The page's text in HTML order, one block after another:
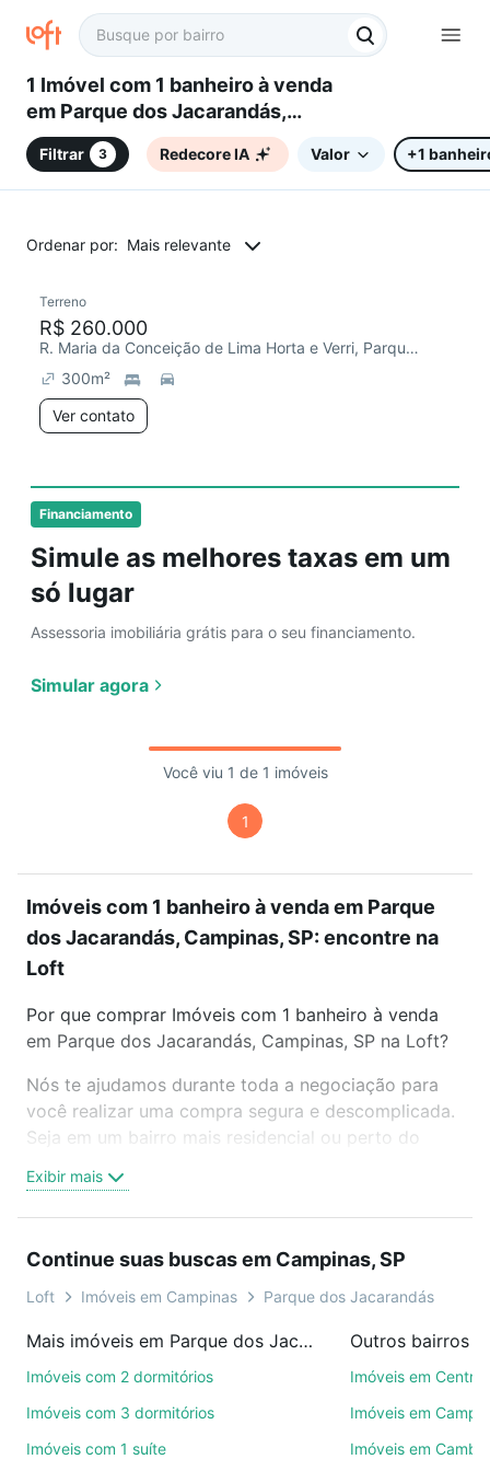
1 Imóvel com 1 banheiro à venda
em Parque dos Jacarandás,
Campinas, SP
Filtrar 3 Redecore IA Valor +1
Ordenar por: Mais relevante
Financiamento
Simule as melhores taxas em um
só lugar
Assessoria imobiliária grátis para o seu financiamento.
Simular agora
Chegou este mês
Terreno
R$ 260.000
R. Maria da Conceição de Lima Horta e Verri, Parque dos Jacarandás
300m²
Ver contato
Você viu 1 de 1 imóveis
1
Imóveis com 1 banheiro à venda em Parque
dos Jacarandás, Campinas, SP: encontre na
Loft
Por que comprar Imóveis com 1 banheiro à venda
em Parque dos Jacarandás, Campinas, SP na Loft?
Nós te ajudamos durante toda a negociação para
você realizar uma compra segura e descomplicada.
Seja em um bairro mais residencial ou perto do
oferta ideal de Imóveis com 1 banheiro à venda em
Parque dos Jacarandás, Campinas, SP para
ou por videochamada, é grátis, sem compromisso e
você ainda conta com mais de 46 mil corretores e
de imóveis.
ruas, bairros e até condomínios favoritos. Você
Exibir mais
Continue suas buscas em Campinas, SP
Loft Imóveis em Campinas Parque dos Jacarandás
Mais imóveis em Parque dos Jacarandás
Imóveis com 2 dormitórios
Imóveis com 3 dormitórios
Imóveis com 1 suíte
Outros bairros
Imóveis em Centro
Imóveis em
Imóveis em Cambuí